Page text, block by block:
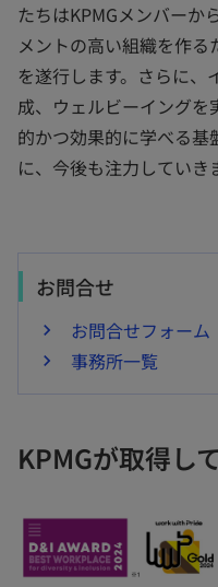
たちはKPMGメンバーか
メントの高い組織を作
を遂行します。さらに
成、ウェルビーイング
的かつ効果的に学べる基
に、今後も注力していき
お問合せ
お問合せフォーム
事務所一覧
KPMGが取得し